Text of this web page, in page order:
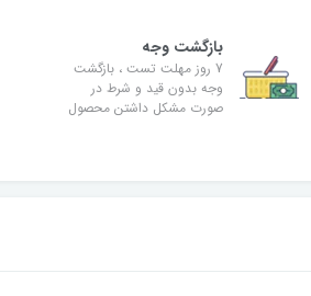
بازگشت وجه
7 روز مهلت تست ، بازگشت
وجه بدون قید و شرط در
صورت مشکل داشتن محصول